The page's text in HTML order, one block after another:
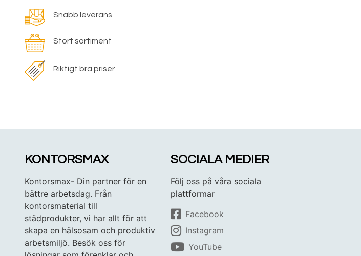
Snabb leverans
Stort sortiment
Riktigt bra priser
KONTORSMAX
Kontorsmax- Din partner för en
bättre arbetsdag. Från
kontorsmaterial till
städprodukter, vi har allt för att
skapa en hälsosam och produktiv
arbetsmiljö. Besök oss för
SOCIALA MEDIER
Följ oss på våra sociala
plattformar
Facebook
Instagram
YouTube